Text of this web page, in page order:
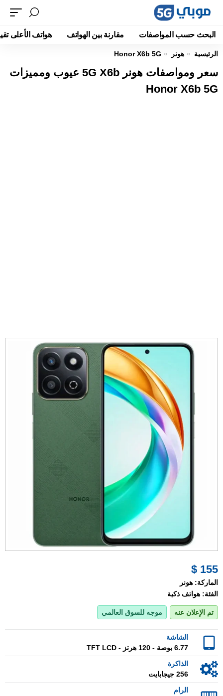
البحث حسب المواصفات مقارنة بين الهواتف هواتف الأعلى
الرئيسية هونر Honor X6b 5G
سعر ومواصفات هونر 5G X6b عيوب ومميزات
Honor X6b 5G
155 $
الماركة: هونر
الفئة: هواتف ذكية
تم الإعلان عنه موجه للسوق العالمي
الشاشة
6.77 بوصة - 120 هرتز - TFT LCD
الذاكرة
256 جيجابايت
الرام